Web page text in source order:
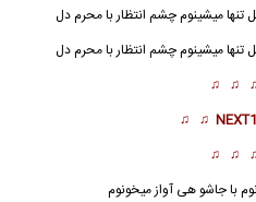
میشینوم چشم انتظار با محرم دل
میشینوم چشم انتظار با محرم دل
♫ ♫
♫ ♫
♫ ♫
با جاشو هی آواز میخونوم